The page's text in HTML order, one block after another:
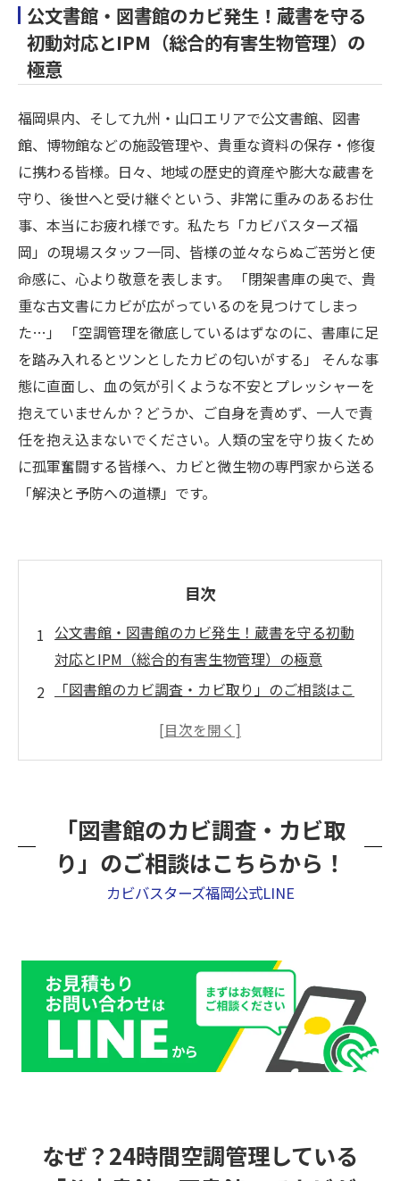
公文書館・図書館のカビ発生！蔵書を守る
初動対応とIPM（総合的有害生物管理）の
極意
福岡県内、そして九州・山口エリアで公文書館、図書
館、博物館などの施設管理や、貴重な資料の保存・修復
に携わる皆様。日々、地域の歴史的資産や膨大な蔵書を
守り、後世へと受け継ぐという、非常に重みのあるお仕
事、本当にお疲れ様です。私たち「カビバスターズ福
岡」の現場スタッフ一同、皆様の並々ならぬご苦労と使
命感に、心より敬意を表します。 「閉架書庫の奥で、貴
重な古文書にカビが広がっているのを見つけてしまっ
た…」 「空調管理を徹底しているはずなのに、書庫に足
を踏み入れるとツンとしたカビの匂いがする」 そんな事
態に直面し、血の気が引くような不安とプレッシャーを
抱えていませんか？どうか、ご自身を責めず、一人で責
任を抱え込まないでください。人類の宝を守り抜くため
に孤軍奮闘する皆様へ、カビと微生物の専門家から送る
「解決と予防への道標」です。
目次
公文書館・図書館のカビ発生！蔵書を守る初動
対応とIPM（総合的有害生物管理）の極意
「図書館のカビ調査・カビ取り」のご相談はこ
なぜ？24時間空調管理している「公文書館・図
ビの最高級フルコース」
理由②：「マイクロ気候」による局所的な
湿気だまり
貴重な資料を失わないために！発見時の「絶対
にやってはいけないNG行動」
被害を最小限に食い止める！正しい「カビ発生
時の初動対応」4ステップ
STEP 2：作業者の安全確保（保護具の着
用）
「図書館のカビ調査・カビ取
り」のご相談はこちらから！
カビバスターズ福岡公式LINE
なぜ？24時間空調管理している